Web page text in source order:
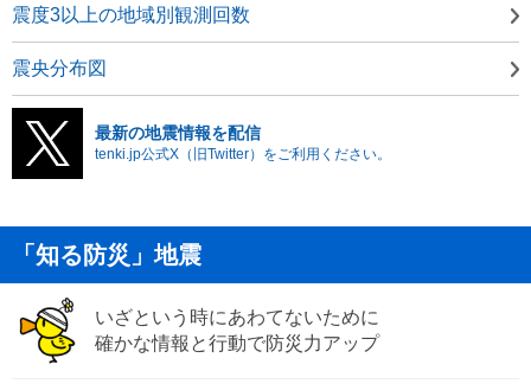
震度3以上の地域別観測回数
震央分布図
最新の地震情報を配信
tenki.jp公式X（旧Twitter）をご利用ください。
「知る防災」地震
いざという時にあわてないために
確かな情報と行動で防災力アップ